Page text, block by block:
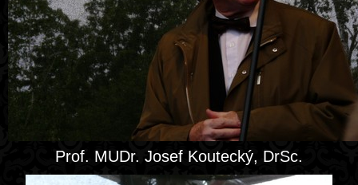
Prof. MUDr. Josef Koutecký, DrSc.